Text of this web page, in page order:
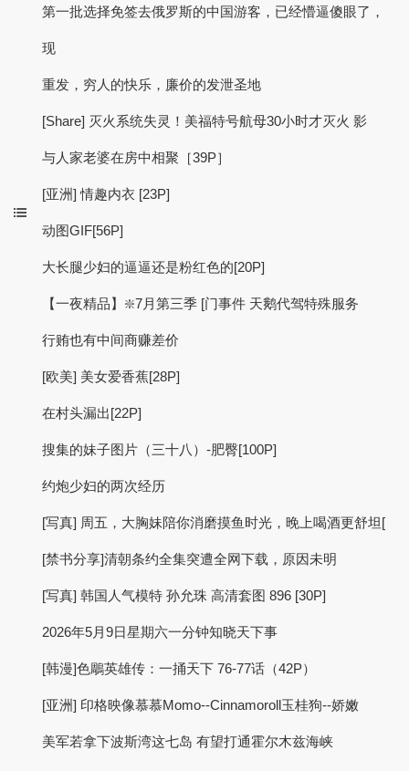
第一批选择免签去俄罗斯的中国游客，已经懵逼傻眼了，
现
重发，穷人的快乐，廉价的发泄圣地
[Share] 灭火系统失灵！美福特号航母30小时才灭火 影
与人家老婆在房中相聚［39P］
[亚洲] 情趣内衣 [23P]
动图GIF[56P]
大长腿少妇的逼逼还是粉红色的[20P]
【一夜精品】❇️7月第三季 [门事件 天鹅代驾特殊服务
行贿也有中间商赚差价
[欧美] 美女爱香蕉[28P]
在村头漏出[22P]
搜集的妹子图片（三十八）-肥臀[100P]
约炮少妇的两次经历
[写真] 周五，大胸妹陪你消磨摸鱼时光，晚上喝酒更舒坦[
[禁书分享]清朝条约全集突遭全网下载，原因未明
[写真] 韩国人气模特 孙允珠 高清套图 896 [30P]
2026年5月9日星期六一分钟知晓天下事
[韩漫]色鵰英雄传：一捅天下 76-77话（42P）
[亚洲] 印格映像慕慕Momo--Cinnamoroll玉桂狗--娇嫩
美军若拿下波斯湾这七岛 有望打通霍尔木兹海峡